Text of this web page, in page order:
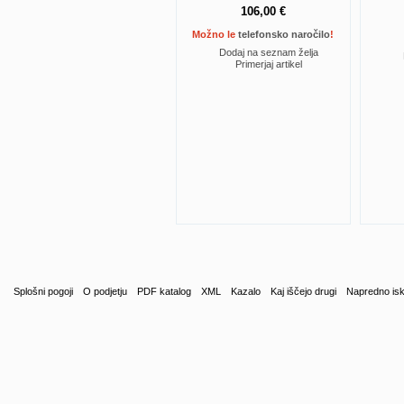
106,00 €
Možno letelefonsko naročilo!
Dodaj na seznam želja
Primerjaj artikel
Splošni pogoji O podjetju PDF katalog XML Kazalo Kaj iščejo drugi Napredno